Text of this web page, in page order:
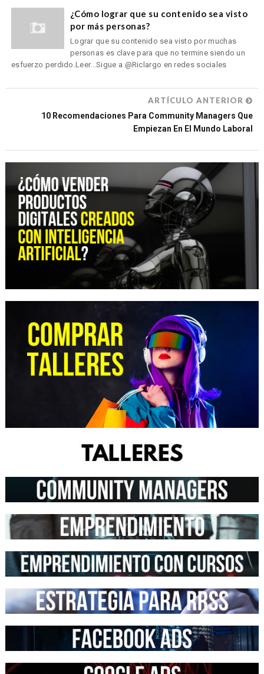
¿Cómo lograr que su contenido sea visto
por más personas?
Lograr que su contenido sea visto por muchas
personas es clave para que no termine siendo un
esfuerzo perdido.Leer...Sigue a @Riclargo en redes sociales
ARTÍCULO ANTERIOR
10 Recomendaciones Para Community Managers Que
Empiezan En El Mundo Laboral